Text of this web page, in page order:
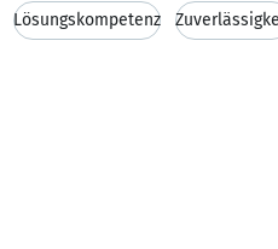
Lösungskompetenz